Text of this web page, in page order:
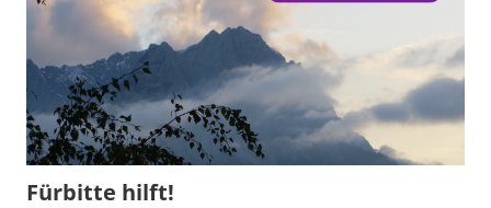
Fürbitte hilft!